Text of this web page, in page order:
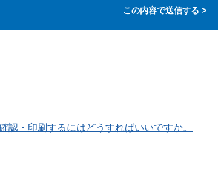
認・印刷するにはどうすればいいですか。